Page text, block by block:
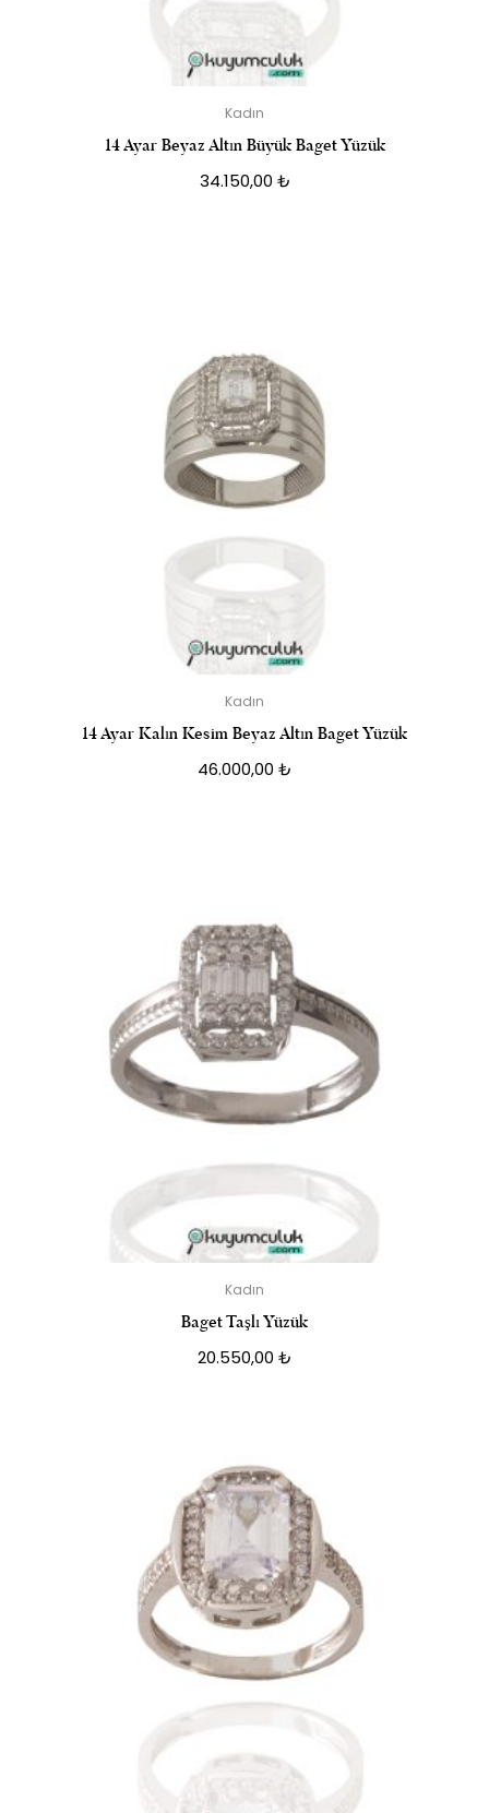
Kadın
14 Ayar Beyaz Altın Büyük Baget Yüzük
34.150,00 ₺
Kadın
14 Ayar Kalın Kesim Beyaz Altın Baget Yüzük
46.000,00 ₺
Kadın
Baget Taşlı Yüzük
20.550,00 ₺